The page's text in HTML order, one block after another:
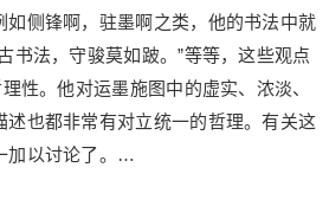
如侧锋啊，驻墨啊之类，他的书法中就
书法，守骏莫如跛。”等等，这些观点
性。他对运墨施图中的虚实、浓淡、
述也都非常有对立统一的哲理。有关这
加以讨论了。…